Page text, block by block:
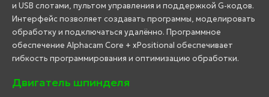
и USB слотами, пультом управления и поддержкой G-кодов.
Интерфейс позволяет создавать программы, моделировать
обработку и подключаться удалённо. Программное
обеспечение Alphacam Core + xPositional обеспечивает
гибкость программирования и оптимизацию обработки.
Двигатель шпинделя